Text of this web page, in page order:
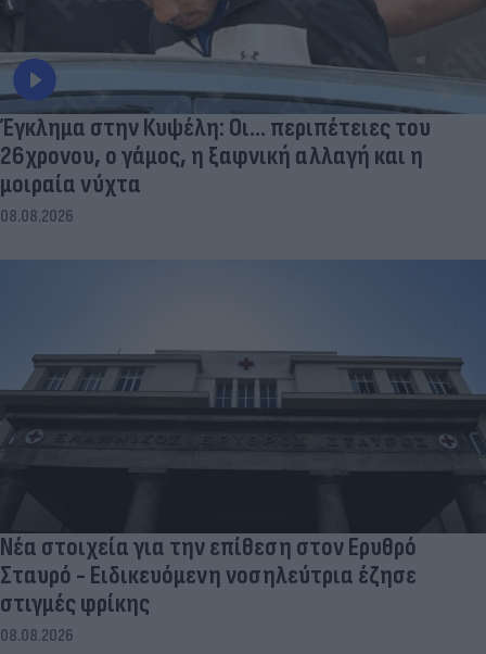
Έγκλημα στην Κυψέλη: Οι... περιπέτειες του
26χρονου, ο γάμος, η ξαφνική αλλαγή και η
μοιραία νύχτα
08.08.2026
Νέα στοιχεία για την επίθεση στον Ερυθρό
Σταυρό - Ειδικευόμενη νοσηλεύτρια έζησε
στιγμές φρίκης
08.08.2026